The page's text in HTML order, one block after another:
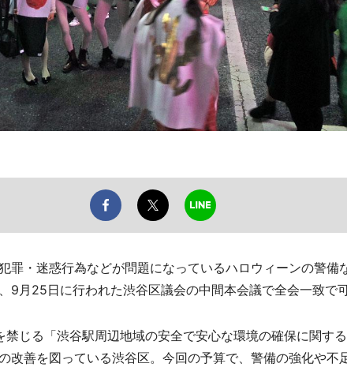
罪・迷惑行為などが問題になっているハロウィーンの警備
9月25日に行われた渋谷区議会の中間本会議で全会一致で
じる「渋谷駅周辺地域の安全で安心な環境の確保に関する
改善を図っている渋谷区。今回の予算で、警備の強化や不